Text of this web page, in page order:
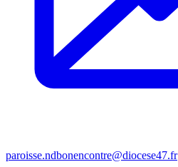
paroisse.ndbonencontre@diocese47.fr